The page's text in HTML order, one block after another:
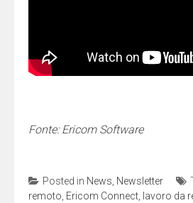
Fonte: Ericom Software
Posted in News, Newsletter
remoto, Ericom Connect, lavoro da